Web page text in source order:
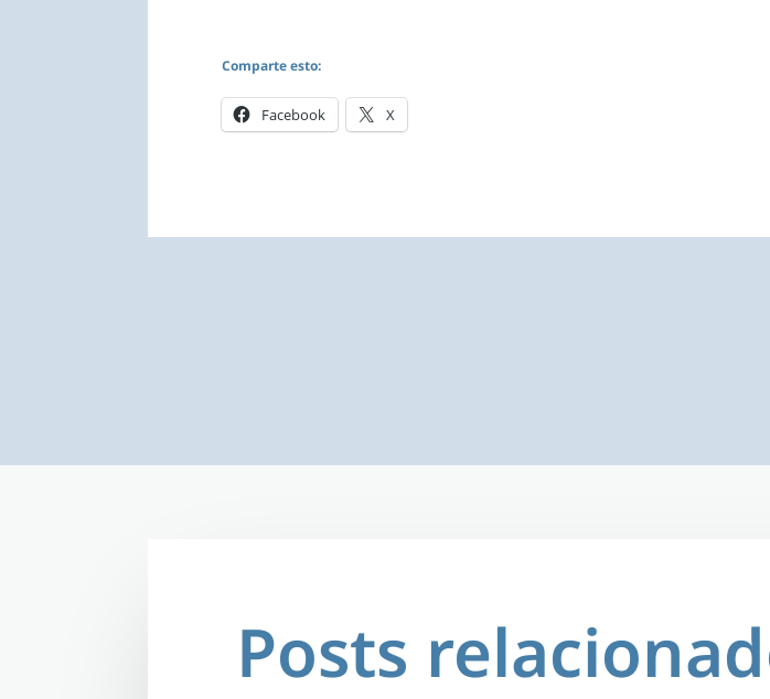
Comparte esto:
Facebook X
Posts